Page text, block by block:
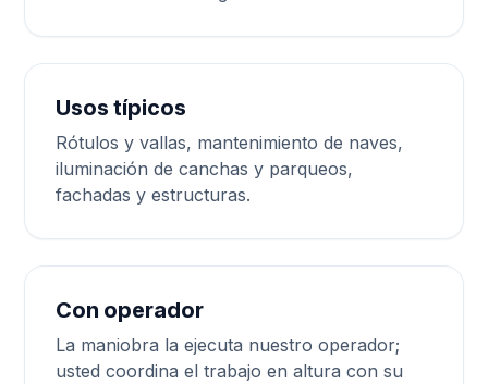
Usos típicos
Rótulos y vallas, mantenimiento de naves,
iluminación de canchas y parqueos,
fachadas y estructuras.
Con operador
La maniobra la ejecuta nuestro operador;
usted coordina el trabajo en altura con su